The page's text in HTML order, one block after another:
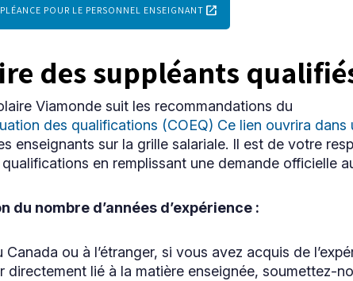
POUR LE PERSONNEL ENSEIGNANT open_in_new
des suppléants
Viamonde suit les recommandations du
des qualifications (COEQ) Ce lien ouvrira
enseignants sur la grille salariale. Il est de votre
en remplissant une demande officielle
du nombre d’années d’expérience :
Canada ou à l’étranger, si vous avez acquis de
directement lié à la matière enseignée, soumettez-